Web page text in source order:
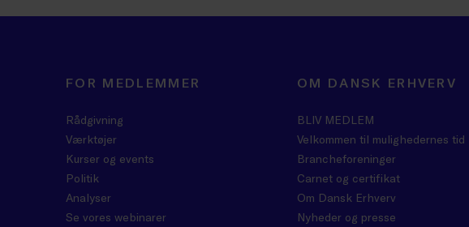
FOR MEDLEMMER
Rådgivning
Værktøjer
Kurser og events
Politik
Analyser
Se vores webinarer
OM DANSK ERHVERV
BLIV MEDLEM
Velkommen til mulighedernes tid
Brancheforeninger
Carnet og certifikat
Om Dansk Erhverv
Nyheder og presse